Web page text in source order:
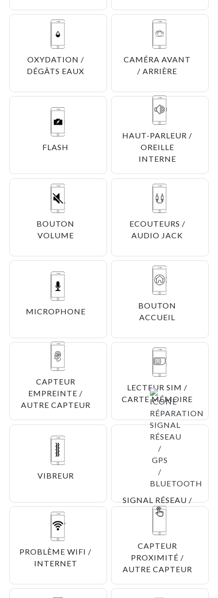
OXYDATION /
DÉGÂTS EAUX
CAMÉRA AVANT
/ ARRIÈRE
FLASH
HAUT-PARLEUR /
OREILLE
INTERNE
BOUTON
VOLUME
ECOUTEURS /
AUDIO JACK
MICROPHONE
BOUTON
ACCUEIL
CAPTEUR
EMPREINTE /
AUTRE CAPTEUR
LECTEUR SIM /
CARTE MÉMOIRE
VIBREUR
SIGNAL RÉSEAU /
GPS /
PROBLÈME WIFI /
INTERNET
CAPTEUR
PROXIMITÉ /
AUTRE CAPTEUR